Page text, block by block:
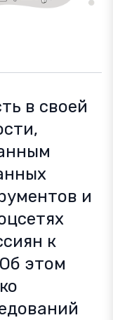
в своей
и
к
этом